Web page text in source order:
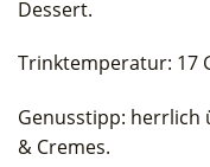
Dessert.
Trinktemperatur: 17
Genusstipp: herrlich
& Cremes.